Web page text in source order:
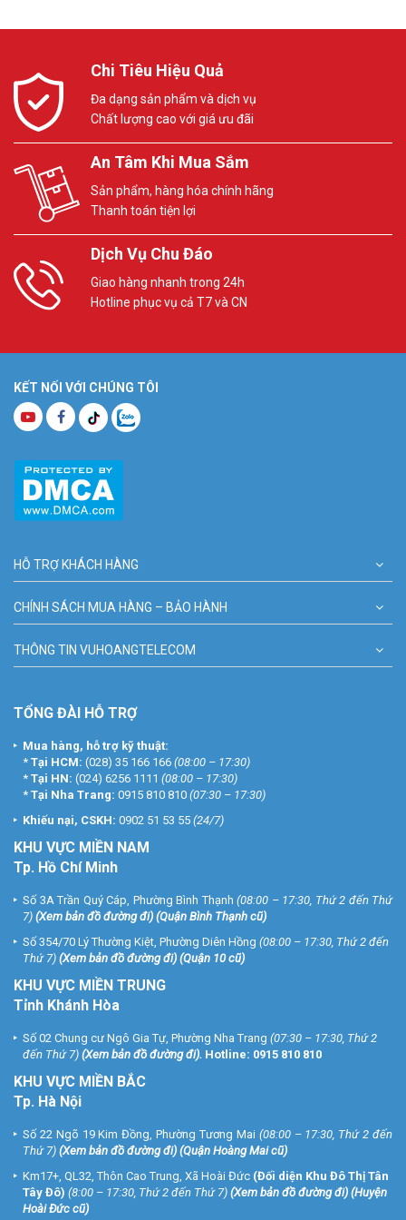
Chi Tiêu Hiệu Quả
Đa dạng sản phẩm và dịch vụ
Chất lượng cao với giá ưu đãi
An Tâm Khi Mua Sắm
Sản phẩm, hàng hóa chính hãng
Thanh toán tiện lợi
Dịch Vụ Chu Đáo
Giao hàng nhanh trong 24h
Hotline phục vụ cả T7 và CN
KẾT NỐI VỚI CHÚNG TÔI
HỖ TRỢ KHÁCH HÀNG
CHÍNH SÁCH MUA HÀNG – BẢO HÀNH
THÔNG TIN VUHOANGTELECOM
TỔNG ĐÀI HỖ TRỢ
Mua hàng, hỗ trợ kỹ thuật:
* Tại HCM: (028) 35 166 166 (08:00 – 17:30)
* Tại HN: (024) 6256 1111 (08:00 – 17:30)
* Tại Nha Trang: 0915 810 810 (07:30 – 17:30)
Khiếu nại, CSKH: 0902 51 53 55 (24/7)
KHU VỰC MIỀN NAM
Tp. Hồ Chí Minh
Số 3A Trần Quý Cáp, Phường Bình Thạnh (08:00 – 17:30, Thứ 2 đến Thứ
7) (Xem bản đồ đường đi) (Quận Bình Thạnh cũ)
Số 354/70 Lý Thường Kiệt, Phường Diên Hồng (08:00 – 17:30, Thứ 2 đến
Thứ 7) (Xem bản đồ đường đi) (Quận 10 cũ)
KHU VỰC MIỀN TRUNG
Tỉnh Khánh Hòa
Số 02 Chung cư Ngô Gia Tự, Phường Nha Trang (07:30 – 17:30, Thứ 2
đến Thứ 7) (Xem bản đồ đường đi). Hotline: 0915 810 810
KHU VỰC MIỀN BẮC
Tp. Hà Nội
Số 22 Ngõ 19 Kim Đồng, Phường Tương Mai (08:00 – 17:30, Thứ 2 đến
Thứ 7) (Xem bản đồ đường đi) (Quận Hoàng Mai cũ)
Km17+, QL32, Thôn Cao Trung, Xã Hoài Đức (Đối diện Khu Đô Thị Tân
Tây Đô) (8:00 – 17:30, Thứ 2 đến Thứ 7) (Xem bản đồ đường đi) (Huyện
Hoài Đức cũ)